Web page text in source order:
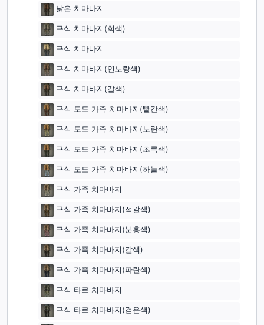
낡은 치마바지
구식 치마바지(회색)
구식 치마바지
구식 치마바지(연노랑색)
구식 치마바지(갈색)
구식 도도 가죽 치마바지(빨간색)
구식 도도 가죽 치마바지(노란색)
구식 도도 가죽 치마바지(초록색)
구식 도도 가죽 치마바지(하늘색)
구식 가죽 치마바지
구식 가죽 치마바지(적갈색)
구식 가죽 치마바지(분홍색)
구식 가죽 치마바지(갈색)
구식 가죽 치마바지(파란색)
구식 타르 치마바지
구식 타르 치마바지(검은색)